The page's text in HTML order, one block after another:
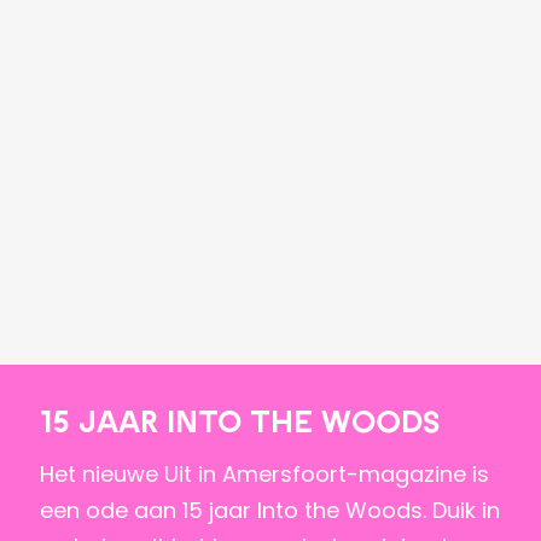
15 jaar Into the Woods
Het nieuwe Uit in Amersfoort-magazine is
een ode aan 15 jaar Into the Woods. Duik in